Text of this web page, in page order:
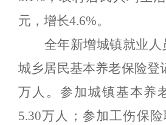
元，增长4.6%。
全年新增城镇就业人
城乡居民基本养老保险登
万人。参加城镇基本养
5.30万人；参加工伤保